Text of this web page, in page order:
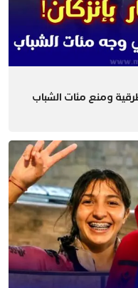
ومنع مئات الشباب